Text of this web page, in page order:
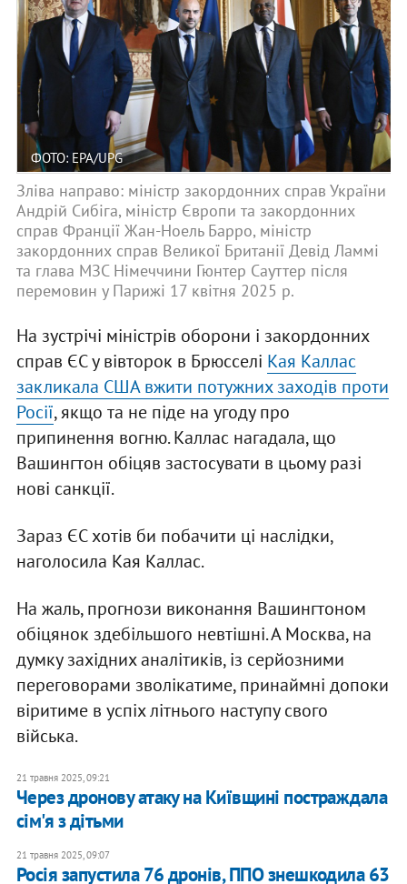
ФОТО: EPA/UPG
Зліва направо: міністр закордонних справ України
Андрій Сибіга, міністр Європи та закордонних
справ Франції Жан-Ноель Барро, міністр
закордонних справ Великої Британії Девід Ламмі
та глава МЗС Німеччини Гюнтер Сауттер після
перемовин у Парижі 17 квітня 2025 р.
На зустрічі міністрів оборони і закордонних
справ ЄС у вівторок в Брюсселі Кая Каллас
закликала США вжити потужних заходів проти
Росії, якщо та не піде на угоду про
припинення вогню. Каллас нагадала, що
Вашингтон обіцяв застосувати в цьому разі
нові санкції.
Зараз ЄС хотів би побачити ці наслідки,
наголосила Кая Каллас.
На жаль, прогнози виконання Вашингтоном
обіцянок здебільшого невтішні. А Москва, на
думку західних аналітиків, із серйозними
переговорами зволікатиме, принаймні допоки
віритиме в успіх літнього наступу свого
війська.
21 травня 2025, 09:21
Через дронову атаку на Київщині постраждала
сім'я з дітьми
21 травня 2025, 09:07
Росія запустила 76 дронів, ППО знешкодила 63